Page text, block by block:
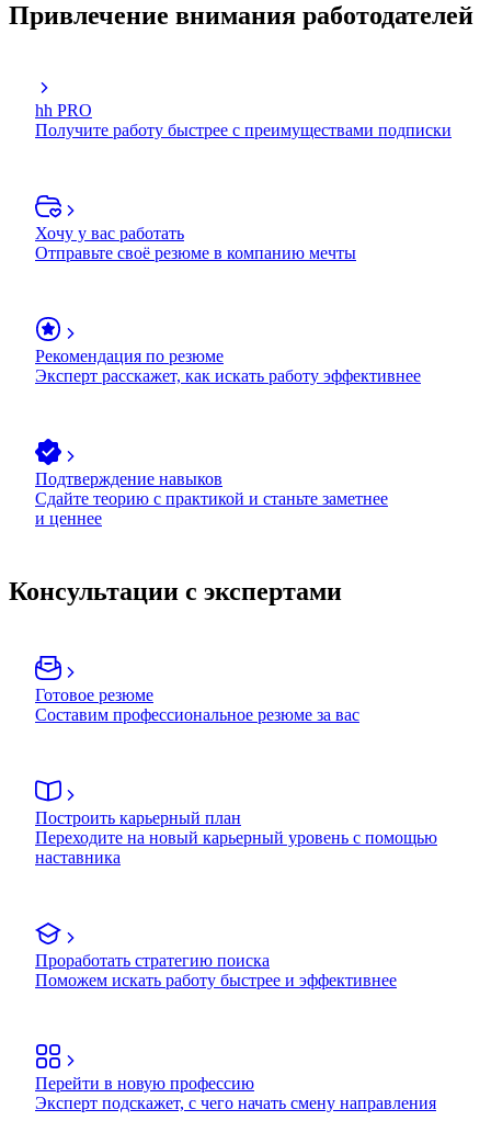
Привлечение внимания работодателей
hh PRO
Получите работу быстрее с преимуществами подписки
Хочу у вас работать
Отправьте своё резюме в компанию мечты
Рекомендация по резюме
Эксперт расскажет, как искать работу эффективнее
Подтверждение навыков
Сдайте теорию с практикой и станьте заметнее
и ценнее
Консультации с экспертами
Готовое резюме
Составим профессиональное резюме за вас
Построить карьерный план
Переходите на новый карьерный уровень с помощью
наставника
Проработать стратегию поиска
Поможем искать работу быстрее и эффективнее
Перейти в новую профессию
Эксперт подскажет, с чего начать смену направления